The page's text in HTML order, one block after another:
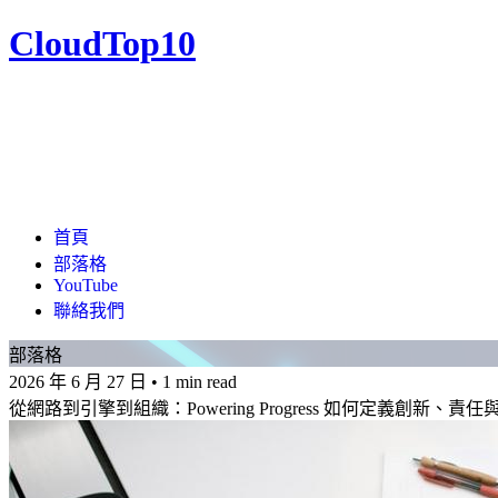
CloudTop10
首頁
部落格
YouTube
聯絡我們
部落格
2026 年 6 月 27 日 • 1 min read
從網路到引擎到組織：Powering Progress 如何定義創新、責任